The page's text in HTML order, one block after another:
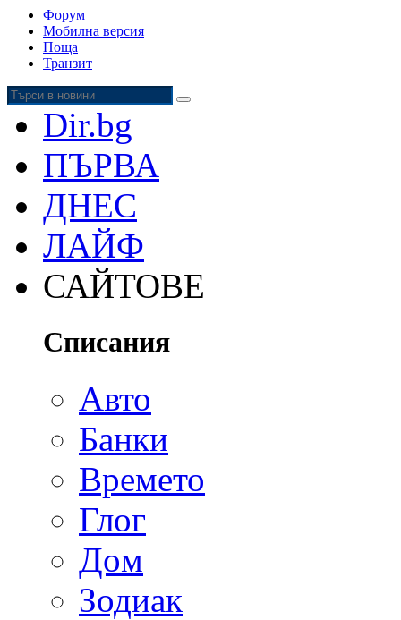
Форум
Мобилна версия
Поща
Транзит
Dir.bg
ПЪРВА
ДНЕС
ЛАЙФ
САЙТОВЕ
Списания
Авто
Банки
Времето
Глог
Дoм
Зодиак